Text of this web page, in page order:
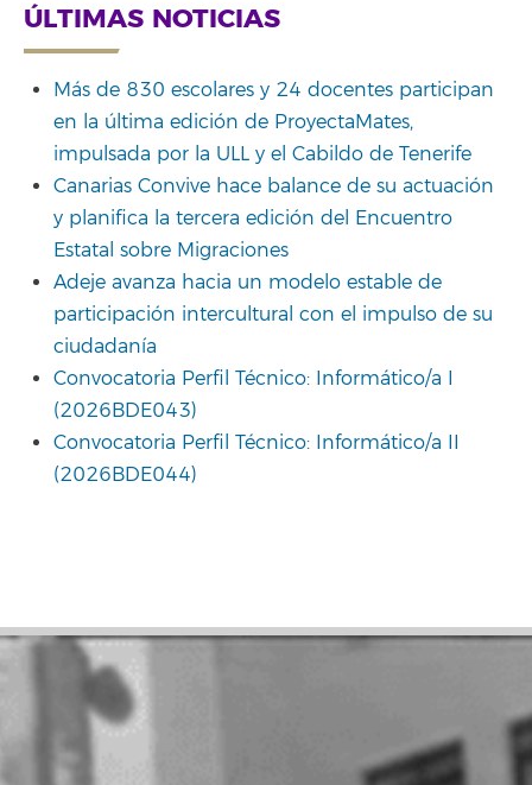
ÚLTIMAS NOTICIAS
Más de 830 escolares y 24 docentes participan
en la última edición de ProyectaMates,
impulsada por la ULL y el Cabildo de Tenerife
Canarias Convive hace balance de su actuación
y planifica la tercera edición del Encuentro
Estatal sobre Migraciones
Adeje avanza hacia un modelo estable de
participación intercultural con el impulso de su
ciudadanía
Convocatoria Perfil Técnico: Informático/a I
(2026BDE043)
Convocatoria Perfil Técnico: Informático/a II
(2026BDE044)